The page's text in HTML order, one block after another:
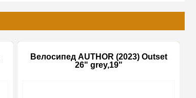
Велосипед AUTHOR (2023) Outset
26" grey,19"